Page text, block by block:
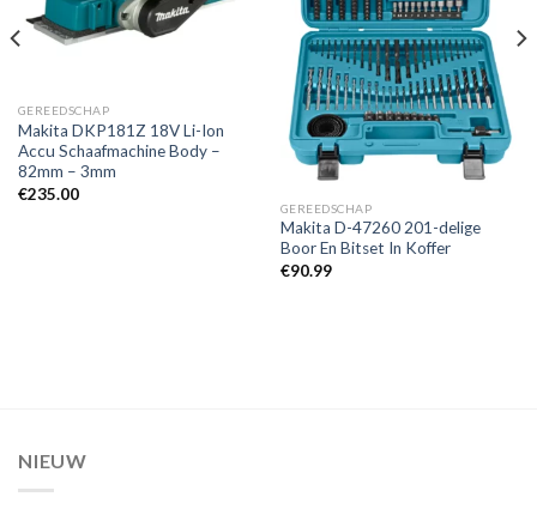
GEREEDSCHAP
Makita DKP181Z 18V Li-Ion
Accu Schaafmachine Body –
82mm – 3mm
€235.00
GEREEDSCHAP
Makita D-47260 201-delige
Boor En Bitset In Koffer
€90.99
NIEUW